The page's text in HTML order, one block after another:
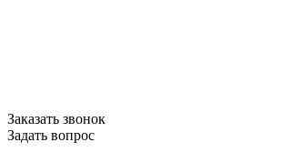
Заказать звонок
Задать вопрос